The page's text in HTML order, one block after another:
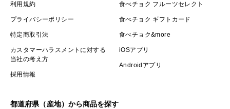
利用規約
プライバシーポリシー
特定商取引法
カスタマーハラスメントに対する
当社の考え方
採用情報
食べチョク フルーツセレクト
食べチョク ギフトカード
食べチョク&more
iOSアプリ
Androidアプリ
都道府県（産地）から商品を探す